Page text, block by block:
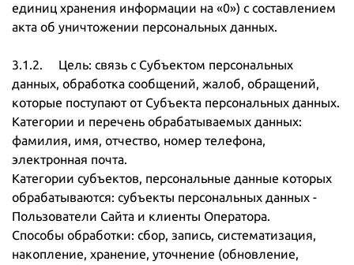
единиц хранения информации на «0») с составлением
акта об уничтожении персональных данных.
3.1.2. Цель: связь с Субъектом персональных
данных, обработка сообщений, жалоб, обращений,
которые поступают от Субъекта персональных данных.
Категории и перечень обрабатываемых данных:
фамилия, имя, отчество, номер телефона,
электронная почта.
Категории субъектов, персональные данные которых
обрабатываются: субъекты персональных данных -
Пользователи Сайта и клиенты Оператора.
Способы обработки: сбор, запись, систематизация,
накопление, хранение, уточнение (обновление,